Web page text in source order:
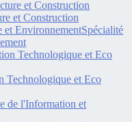
et Construction
Spécialité
Technologique et Eco